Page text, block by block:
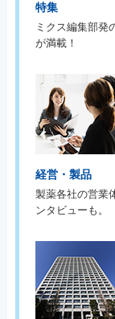
特集
ミクス編集部発
が満載！
経営・製品
製薬各社の営業
ンタビューも。